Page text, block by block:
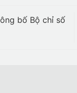
bố Bộ chỉ số